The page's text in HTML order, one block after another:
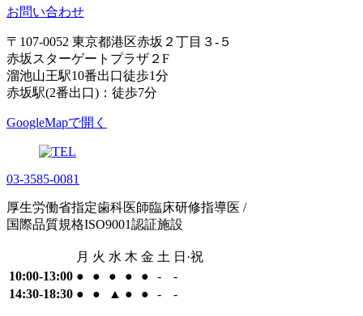
お問い合わせ
〒107-0052 東京都港区赤坂２丁目３-５
赤坂スターゲートプラザ２F
溜池山王駅10番出口徒歩1分
赤坂駅(2番出口)：徒歩7分
GoogleMapで開く
03-3585-0081
厚生労働省指定歯科医師臨床研修指導医 /
国際品質規格ISO9001認証施設
月 火 水 木 金 土 日·祝
10:00-13:00 ● ● ● ● ● -
-
14:30-18:30 ● ● ▲ ● ● - -